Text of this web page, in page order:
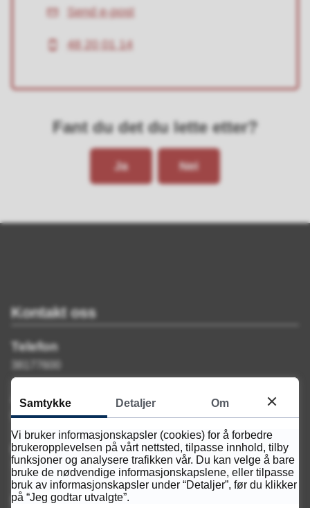
E-
post
Send e-post
Mobil
48 20 01 14
Fant du det du lette etter?
Ja Nei
Kontakt oss
Telefon
Åpningstid
Mandag-fredag kl. 07.30 til 15.30
Besøksadresse
Tangen 31, 4608 Kristiansand
Sending av pakker og tidsskrifter
Samtykke Detaljer Om
Vi bruker informasjonskapsler (cookies) for å forbedre
brukeropplevelsen på vårt nettsted, tilpasse innhold, tilby
funksjoner og analysere trafikken vår. Du kan velge å bare
bruke de nødvendige informasjonskapslene, eller tilpasse
bruk av informasjonskapsler under “Detaljer”, før du klikker
på “Jeg godtar utvalgte”.